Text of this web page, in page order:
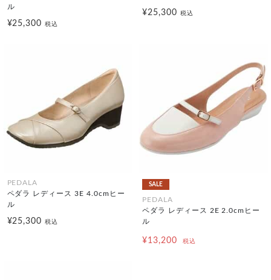
ル
¥25,300税込
¥25,300 税込
PEDALA
ペダラ レディース 3E 4.0cmヒー
ル
¥25,300税込
SALE
PEDALA
ペダラ レディース 2E 2.0cmヒー
ル
¥13,200 税込